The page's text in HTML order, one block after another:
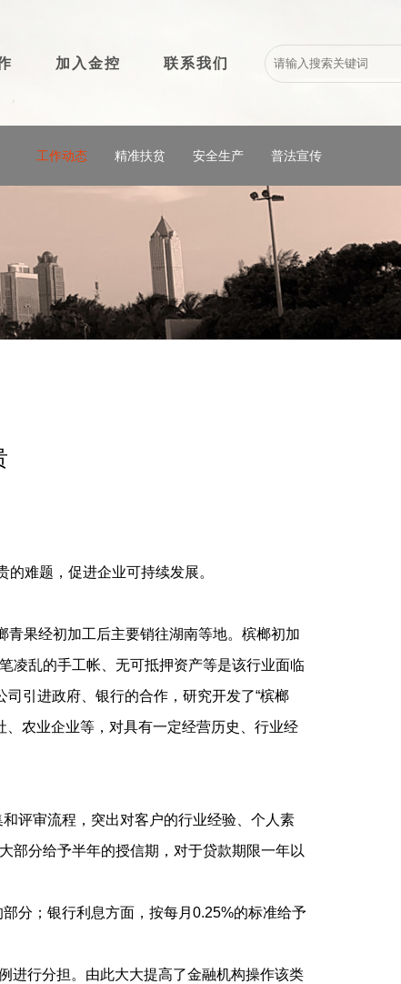
加入金控 联系我们
工作动态 精准扶贫 安全生产 普法宣传
难题，促进企业可持续发展。
果经初加工后主要销往湖南等地。槟榔初加
凌乱的手工帐、无可抵押资产等是该行业面临
引进政府、银行的合作，研究开发了“槟榔
、农业企业等，对具有一定经营历史、行业经
评审流程，突出对客户的行业经验、个人素
部分给予半年的授信期，对于贷款期限一年以
分；银行利息方面，按每月0.25%的标准给予
进行分担。由此大大提高了金融机构操作该类